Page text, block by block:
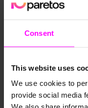
Consent
This website uses
We use cookies to
provide social media
Wo können